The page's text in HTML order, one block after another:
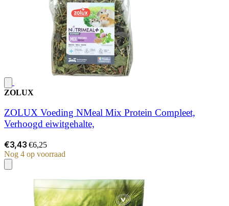
ZOLUX
ZOLUX Voeding NMeal Mix Protein Compleet,
Verhoogd eiwitgehalte,
€3,43 €6,25
Nog 4 op voorraad